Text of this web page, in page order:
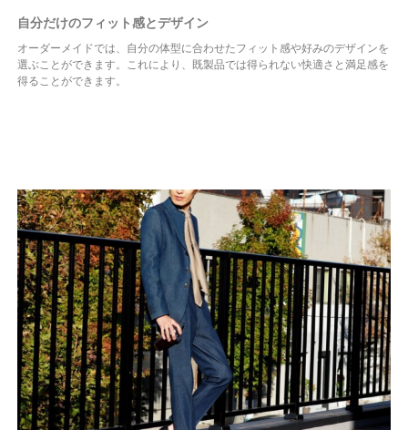
自分だけのフィット感とデザイン
オーダーメイドでは、自分の体型に合わせたフィット感や好みのデザインを
選ぶことができます。これにより、既製品では得られない快適さと満足感を
得ることができます。